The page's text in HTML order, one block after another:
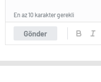
Gönder
En az 10 karakter gerekli